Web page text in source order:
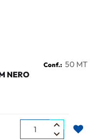
Conf.: 50 MT
NERO